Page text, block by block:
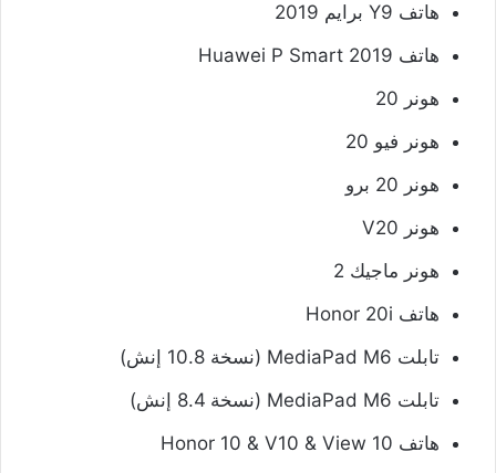
هاتف Y9 برايم 2019
هاتف Huawei P Smart 2019
هونر 20
هونر فيو 20
هونر 20 برو
هونر V20
هونر ماجيك 2
هاتف Honor 20i
تابلت MediaPad M6 (نسخة 10.8 إنش)
تابلت MediaPad M6 (نسخة 8.4 إنش)
هاتف Honor 10 & V10 & View 10